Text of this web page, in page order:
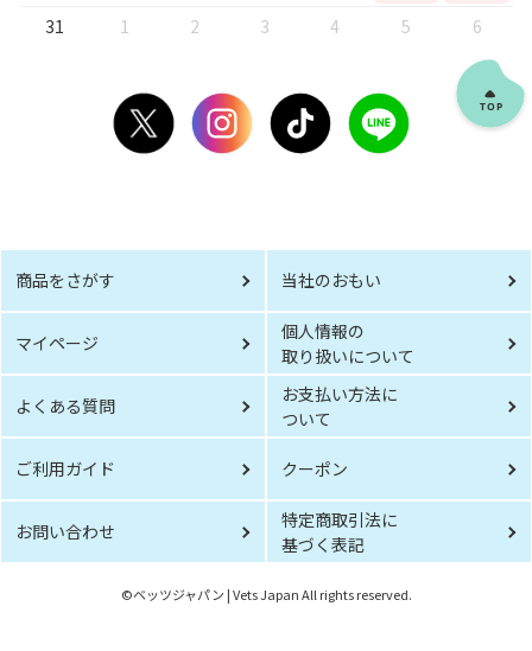
31
1 2 3 4 5 6
商品をさがす 当社のおもい
マイページ
個人情報の
取り扱いについて
よくある質問
お支払い方法に
ついて
ご利用ガイド クーポン
お問い合わせ
特定商取引法に
基づく表記
©︎ベッツジャパン | Vets Japan All rights reserved.